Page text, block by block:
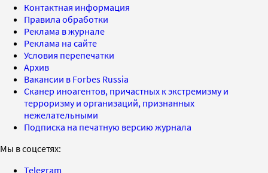
Контактная информация
Правила обработки
Реклама в журнале
Реклама на сайте
Условия перепечатки
Архив
Вакансии в Forbes Russia
Сканер иноагентов, причастных к экстремизму и
терроризму и организаций, признанных
нежелательными
Подписка на печатную версию журнала
Мы в соцсетях:
Telegram